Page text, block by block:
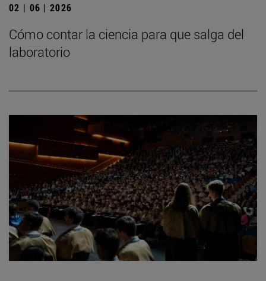
02 | 06 | 2026
Cómo contar la ciencia para que salga del
laboratorio